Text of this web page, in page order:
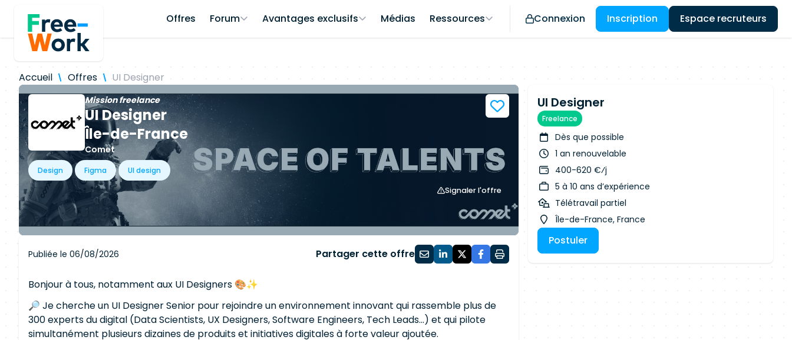
Offres Forum Avantages exclusifs Médias Ressources Connexion Inscription Espace recruteurs
Accueil Offres UI Designer
Mission freelance
UI Designer
Île-de-France
Comet
Design Figma
UI design
Signaler l'offre
Publiée le 06/08/2026 Partager cette offre
Bonjour à tous, notamment aux UI Designers 🎨✨
🔎 Je cherche un UI Designer Senior pour rejoindre un environnement innovant qui rassemble plus de
300 experts du digital (Data Scientists, UX Designers, Software Engineers, Tech Leads...) et qui pilote
simultanément plusieurs dizaines de produits et initiatives digitales à forte valeur ajoutée.
UI Designer
Freelance
Dès que possible
1 an renouvelable
400-620 €⁄j
5 à 10 ans d’expérience
Télétravail partiel
Île-de-France, France
Postuler